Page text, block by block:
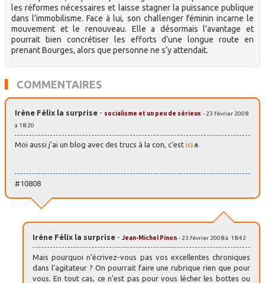
les réformes nécessaires et laisse stagner la puissance publique
dans l’immobilisme. Face à lui, son challenger féminin incarne le
mouvement et le renouveau. Elle a désormais l’avantage et
pourrait bien concrétiser les efforts d’une longue route en
prenant Bourges, alors que personne ne s’y attendait.
COMMENTAIRES
Irène Félix la surprise - socialisme et un peu de sérieux - 23 février 2008
à 18:20
Moi aussi j’ai un blog avec des trucs à la con, c’est ici
#10808
Irène Félix la surprise - Jean-Michel Pinon - 23 février 2008 à 18:42
Mais pourquoi n’écrivez-vous pas vos excellentes chroniques
dans l’agitateur ? On pourrait faire une rubrique rien que pour
vous. En tout cas, ce n’est pas pour vous lécher les bottes ou